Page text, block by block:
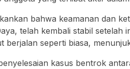
bahwa keamanan dan
telah kembali stabil setelah
berjalan seperti biasa,
kasus bentrok